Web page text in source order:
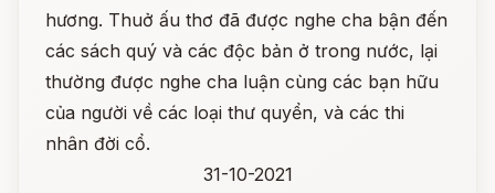
hương. Thuở ấu thơ đã được nghe cha bận đến
các sách quý và các độc bản ở trong nước, lại
thường được nghe cha luận cùng các bạn hữu
của người về các loại thư quyển, và các thi
nhân đời cổ.
31-10-2021